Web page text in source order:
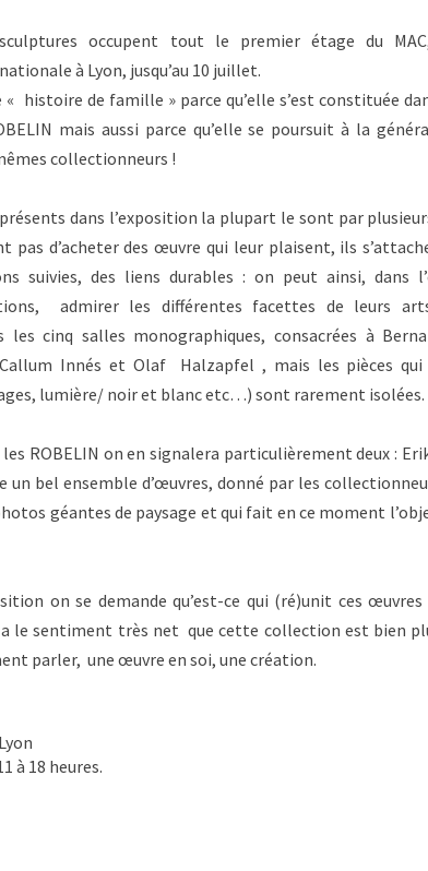
occupent tout le premier étage du
à Lyon, jusqu’au 10 juillet.
histoire de famille » parce qu’elle s’est constituée
mais aussi parce qu’elle se poursuit à la
collectionneurs !
dans l’exposition la plupart le sont par
pas d’acheter des œuvre qui leur plaisent, ils
suivies, des liens durables : on peut ainsi, dans
admirer les différentes facettes de leurs
cinq salles monographiques, consacrées à
Innés et Olaf Halzapfel , mais les pièces
lumière/ noir et blanc etc…) sont rarement isolées.
ROBELIN on en signalera particulièrement deux :
un bel ensemble d’œuvres, donné par les
géantes de paysage et qui fait en ce moment
on se demande qu’est-ce qui (ré)unit ces œuvres
le sentiment très net que cette collection est bien
parler, une œuvre en soi, une création.
à 18 heures.